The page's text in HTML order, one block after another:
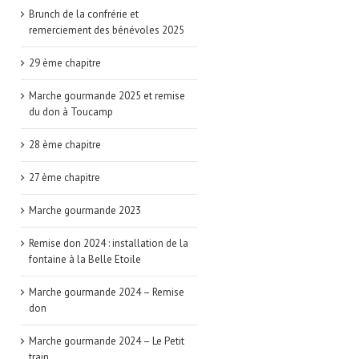
Brunch de la confrérie et
remerciement des bénévoles 2025
29 ème chapitre
Marche gourmande 2025 et remise
du don à Toucamp
28 ème chapitre
27 ème chapitre
Marche gourmande 2023
Remise don 2024 : installation de la
fontaine à la Belle Etoile
Marche gourmande 2024 – Remise
don
Marche gourmande 2024 – Le Petit